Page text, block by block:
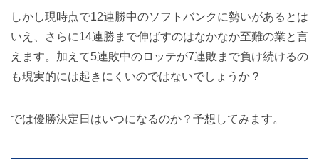
しかし現時点で12連勝中のソフトバンクに勢いがあるとは
いえ、さらに14連勝まで伸ばすのはなかなか至難の業と言
えます。加えて5連敗中のロッテが7連敗まで負け続けるの
も現実的には起きにくいのではないでしょうか？
では優勝決定日はいつになるのか？予想してみます。